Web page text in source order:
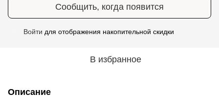
Сообщить, когда появится
Войти для отображения накопительной скидки
В избранное
Описание